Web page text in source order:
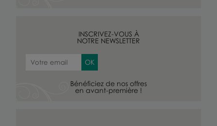
INSCRIVEZ-VOUS À
NOTRE NEWSLETTER
Bénéficiez de nos offres
en avant-première !